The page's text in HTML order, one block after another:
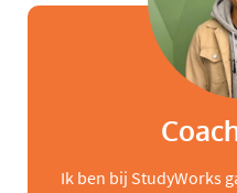
Ik ben bij StudyWorks